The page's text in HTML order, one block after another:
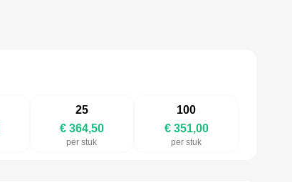
25
€ 364,50
per stuk
100
€ 351,00
per stuk